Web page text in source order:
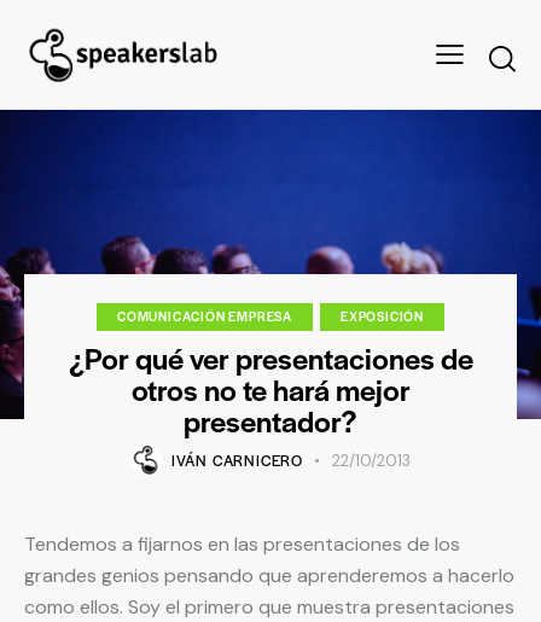
COMUNICACIÓN EMPRESA EXPOSICIÓN
¿Por qué ver presentaciones de
otros no te hará mejor
presentador?
IVÁN CARNICERO 22/10/2013
Tendemos a fijarnos en las presentaciones de los
grandes genios pensando que aprenderemos a hacerlo
como ellos. Soy el primero que muestra presentaciones